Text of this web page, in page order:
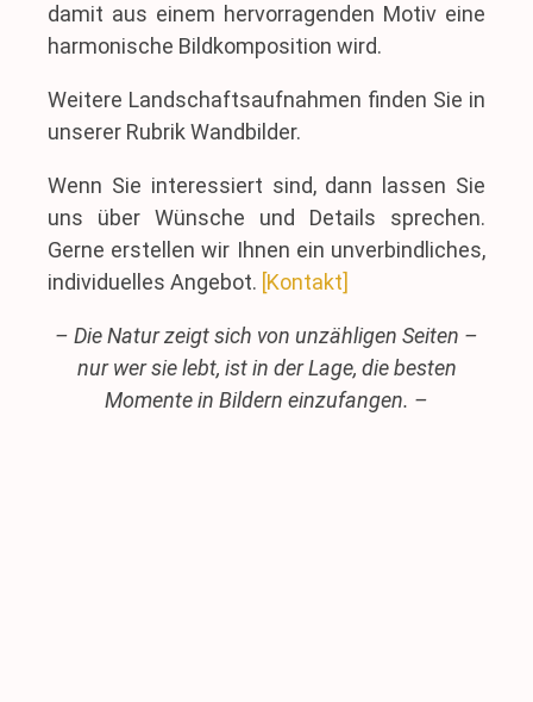
damit aus einem hervorragenden Motiv eine
harmonische Bildkomposition wird.
Weitere Landschaftsaufnahmen finden Sie in
unserer Rubrik Wandbilder.
Wenn Sie interessiert sind, dann lassen Sie
uns über Wünsche und Details sprechen.
Gerne erstellen wir Ihnen ein unverbindliches,
individuelles Angebot. [Kontakt]
– Die Natur zeigt sich von unzähligen Seiten –
nur wer sie lebt, ist in der Lage, die besten
Momente in Bildern einzufangen. –